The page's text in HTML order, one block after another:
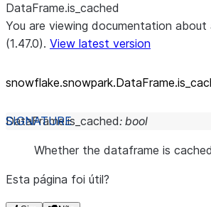
DataFrame.is_cached
You are viewing documentation about
(1.47.0). View latest version
snowflake.snowpark.DataFrame.is_
DataFrame.is_cached: bool
Whether the dataframe is
Esta página foi útil?